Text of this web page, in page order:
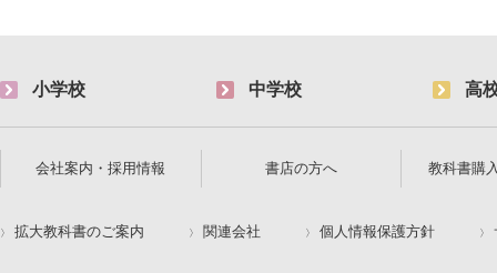
小学校 中学校 高
会社案内・採用情報 書店の方へ 教科書購
拡大教科書のご案内 関連会社 個人情報保護方針